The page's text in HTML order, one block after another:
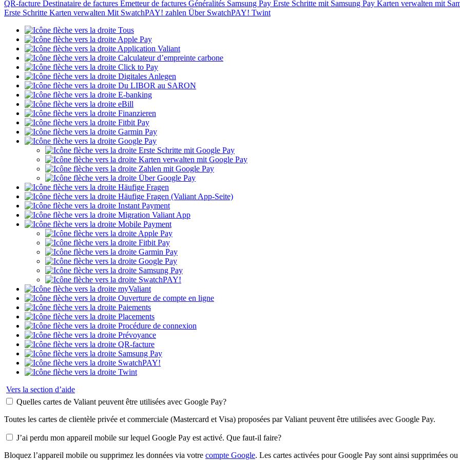
QR-facture Destinataire de factures Emetteur de factures Généralités Samsung Pay Erste Schritte mit Samsung Pay Karten verwalten mit
Erste Schritte Karten verwalten Mit SwatchPAY! zahlen Über SwatchPAY! Twint
Tous
Apple Pay
Application Valiant
Calculateur d’empreinte carbone
Click to Pay
Digitales Anlegen
Du LIBOR au SARON
E-banking
eBill
Finanzieren
Fitbit Pay
Garmin Pay
Google Pay
Erste Schritte mit Google Pay
Karten verwalten mit Google Pay
Zahlen mit Google Pay
Über Google Pay
Häufige Fragen
Häufige Fragen (Valiant App-Seite)
Instant Payment
Migration Valiant App
Mobile Payment
Apple Pay
Fitbit Pay
Garmin Pay
Google Pay
Samsung Pay
SwatchPAY!
myValiant
Ouverture de compte en ligne
Paiements
Placements
Procédure de connexion
Prévoyance
QR-facture
Samsung Pay
SwatchPAY!
Twint
Vers la section d’aide
Quelles cartes de Valiant peuvent être utilisées avec Google Pay?
Toutes les cartes de clientèle privée et commerciale (Mastercard et Visa) proposées par Valiant peuvent être utilisées avec Google Pay.
J’ai perdu mon appareil mobile sur lequel Google Pay est activé. Que faut-il faire?
Bloquez l’appareil mobile ou supprimez les données via votre compte Google. Les cartes activées pour Google Pay sont ainsi supprimées